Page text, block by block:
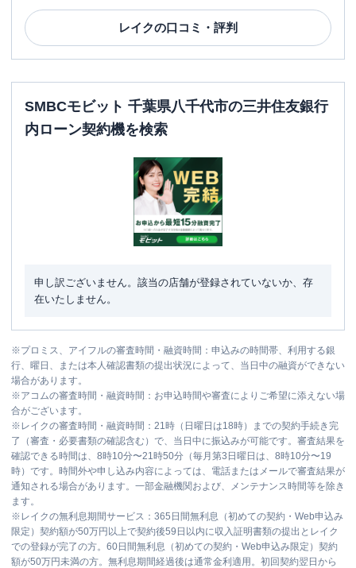
レイクの口コミ・評判
SMBCモビット 千葉県八千代市の三井住友銀行
内ローン契約機を検索
申し訳ございません。該当の店舗が登録されていないか、存
在いたしません。
※プロミス、アイフルの審査時間・融資時間：申込みの時間帯、利用する銀
行、曜日、または本人確認書類の提出状況によって、当日中の融資ができない
場合があります。
※アコムの審査時間・融資時間：お申込時間や審査によりご希望に添えない場
合がございます。
※ レイクの審査時間・融資時間：21時（日曜日は18時）までの契約手続き完
了（審査・必要書類の確認含む）で、当日中に振込みが可能です。審査結果を
確認できる時間は、8時10分〜21時50分（毎月第3日曜日は、8時10分〜19
時）です。時間外や申し込み内容によっては、電話またはメールで審査結果が
通知される場合があります。一部金融機関および、メンテナンス時間等を除き
ます。
※ レイクの無利息期間サービス：365日間無利息（初めての契約・Web申込み
限定）契約額が50万円以上で契約後59日以内に収入証明書類の提出とレイク
での登録が完了の方。60日間無利息（初めての契約・Web申込み限定）契約
額が50万円未満の方。無利息期間経過後は通常金利適用。初回契約翌日から